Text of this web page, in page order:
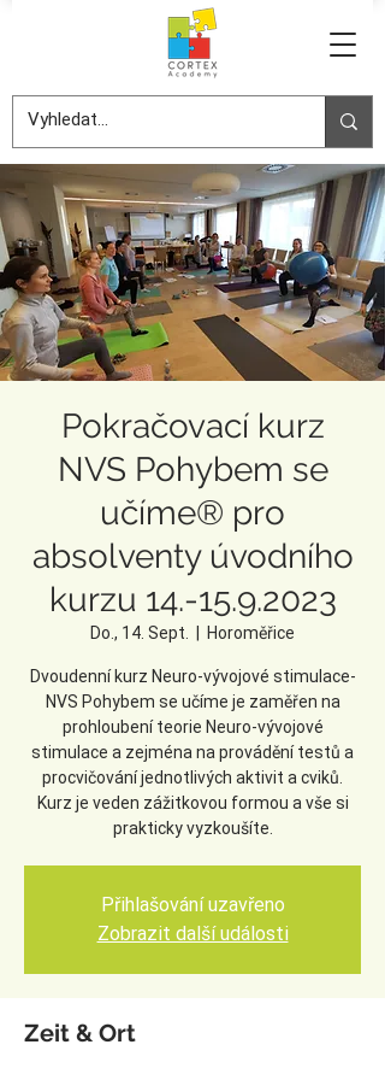
Pokračovací kurz
NVS Pohybem se
učíme® pro
absolventy úvodního
kurzu 14.-15.9.2023
Do., 14. Sept. Horoměřice
Dvoudenní kurz Neuro-vývojové stimulace-
NVS Pohybem se učíme je zaměřen na
prohloubení teorie Neuro-vývojové
stimulace a zejména na provádění testů a
procvičování jednotlivých aktivit a cviků.
Kurz je veden zážitkovou formou a vše si
prakticky vyzkoušíte.
Přihlašování uzavřeno
Zobrazit další události
Zeit & Ort